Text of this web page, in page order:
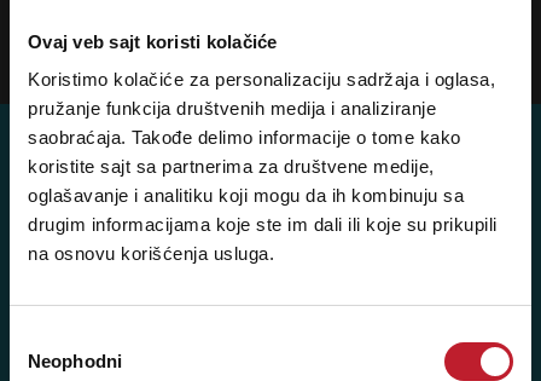
Ovaj veb sajt koristi kolačiće
Koristimo kolačiće za personalizaciju sadržaja i oglasa,
pružanje funkcija društvenih medija i analiziranje
saobraćaja. Takođe delimo informacije o tome kako
koristite sajt sa partnerima za društvene medije,
oglašavanje i analitiku koji mogu da ih kombinuju sa
drugim informacijama koje ste im dali ili koje su prikupili
na osnovu korišćenja usluga.
сагласности
Neophodni
Posetite nas: Svetogorska 9,
11103 Beograd, Srbija
Sms/Viber/WhatsApp